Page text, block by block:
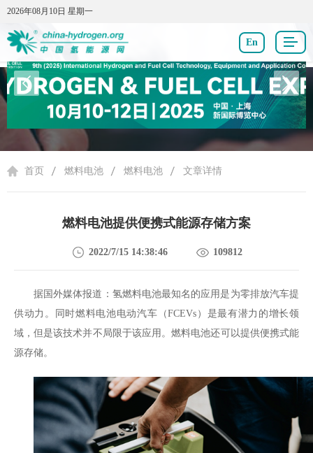
2026年08月10日 星期一
2026年08月10日 星期一
En
燃料电池
首页 燃料电池 燃料电池 文章详情
燃料电池提供便携式能源存储方案
2022/7/15 14:38:46 109812
据国外媒体报道：氢燃料电池最知名的应用是为零排放汽车提
供动力。同时燃料电池电动汽车（FCEVs）是最有潜力的增长领
域，但是该技术并不局限于该应用。燃料电池还可以提供便携式能
源存储。